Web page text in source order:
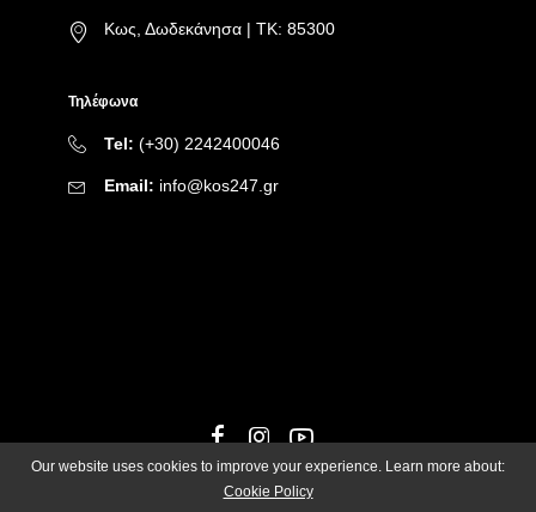
Κως, Δωδεκάνησα | ΤΚ: 85300
Τηλέφωνα
Tel: (+30) 2242400046
Email: info@kos247.gr
Our website uses cookies to improve your experience. Learn more about:
Cookie Policy